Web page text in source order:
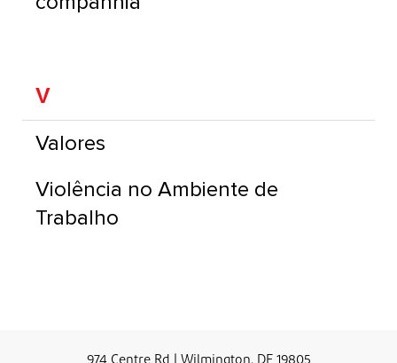
V
Valores
Violência no Ambiente de
Trabalho